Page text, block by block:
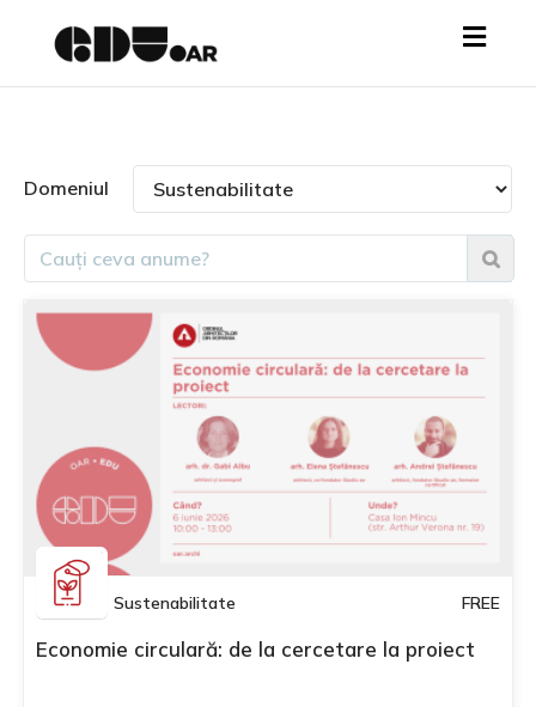
Domeniul
Sustenabilitate FREE
Economie circulară: de la cercetare la proiect